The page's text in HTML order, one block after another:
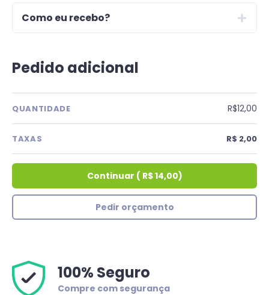
Como eu recebo?
Pedido adicional
QUANTIDADE R$12,00
TAXAS R$ 2,00
Continuar ( R$ 14,00)
Pedir orçamento
100% Seguro
Compre com segurança